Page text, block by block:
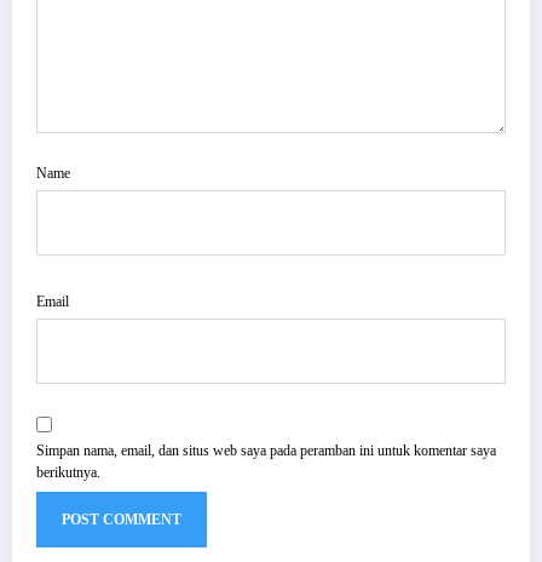
Name
Email
Simpan nama, email, dan situs web saya pada peramban ini untuk komentar saya
berikutnya.